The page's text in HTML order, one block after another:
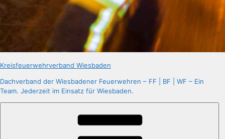
Kreisfeuerwehrverband Wiesbaden
Dachverband der Wiesbadener Feuerwehren – FF | BF | WF – Ein
Team. Jederzeit im Einsatz für Wiesbaden.